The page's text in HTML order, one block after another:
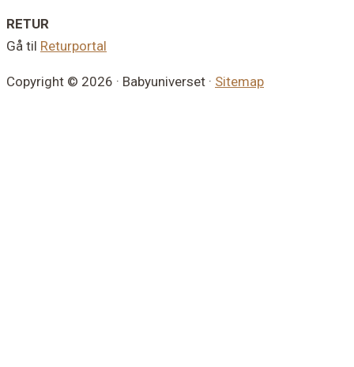
RETUR
Gå til Returportal
Copyright © 2026 · Babyuniverset · Sitemap